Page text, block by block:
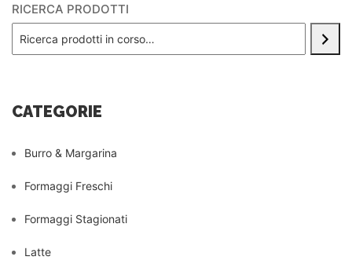
RICERCA PRODOTTI
CATEGORIE
Burro & Margarina
Formaggi Freschi
Formaggi Stagionati
Latte